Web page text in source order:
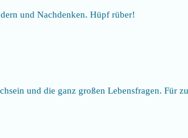
und Nachdenken. Hüpf rüber!
und die ganz großen Lebensfragen. Für